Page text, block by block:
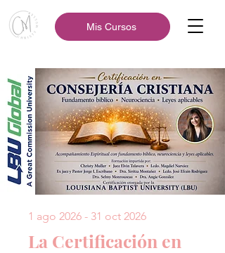
Mis Cursos
La Certificación en
1 ago 2026 - 31 oct 2026